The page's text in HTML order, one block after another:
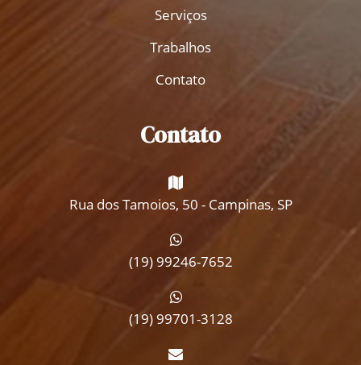
Serviços
Trabalhos
Contato
Contato
Rua dos Tamoios, 50 - Campinas, SP
(19) 99246-7652
(19) 99701-3128